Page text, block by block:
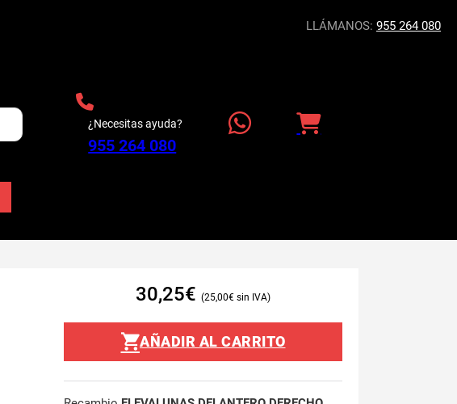
LLÁMANOS: 955 264 080
¿Necesitas ayuda?
955 264 080
30,25€ 25,00€
AÑADIR AL CARRITO